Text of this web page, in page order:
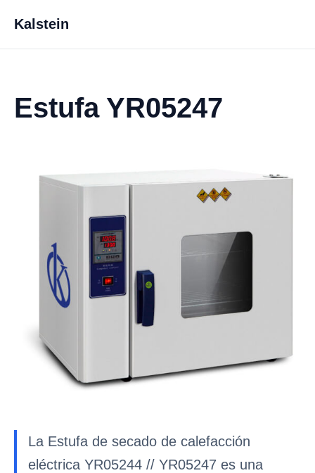
Kalstein
Estufa YR05247
La Estufa de secado de calefacción
eléctrica YR05244 // YR05247 es una